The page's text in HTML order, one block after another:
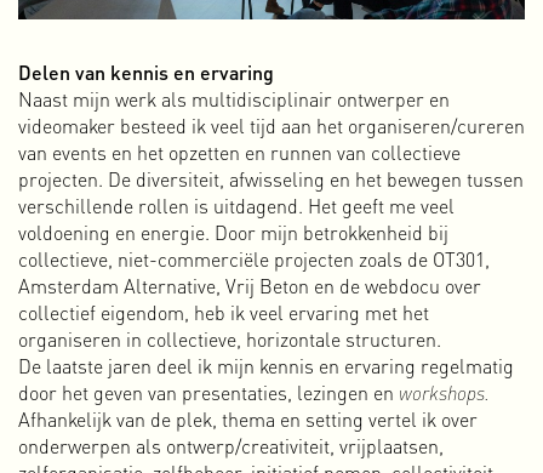
Na een samenwerking van 20 jaar ben ik in 2023 opnieuw
begonnen. Dit keer in mijn eentje en onder mijn eigen
naam. Opnieuw beginnen betekent dat je opnieuw moet
definiëren wie je bent en wat je doet. In mijn geval is dat niet
zo eenvoudig omdat ik veel verschillende dingen leuk vindt
en actief betrokken ben in verschillende functies en
activiteiten. Ik ben grafisch ontwerper, maar ook video-
editor, animator, initiatiefnemer, webdocu maker,interaction
designer,activist, schrijver, muziekprogrammeur,
bestuurslid, curator, uitgever en sinds een tijdje geef ik ook
presentaties en workshops.Dat lijkt veel en misschien
ongeloofwaardig, maar toch is dit wie ik ben en wat ik doe.
Dat multidisciplinaire karakter is in de loop der tijd
ontstaan omdat ik vaak het initiatief neem om projecten op
Delen van kennis en ervaring
Naast mijn werk als multidisciplinair ontwerper en
videomaker besteed ik veel tijd aan het organiseren/cureren
van events en het opzetten en runnen van collectieve
projecten. De diversiteit, afwisseling en het bewegen tussen
verschillende rollen is uitdagend. Het geeft me veel
voldoening en energie. Door mijn betrokkenheid bij
collectieve, niet-commerciële projecten zoals de OT301,
Amsterdam Alternative, Vrij Beton en de webdocu over
collectief eigendom, heb ik veel ervaring met het
organiseren in collectieve, horizontale structuren.
De laatste jaren deel ik mijn kennis en ervaring regelmatig
door het geven van presentaties, lezingen en workshops.
Afhankelijk van de plek, thema en setting vertel ik over
onderwerpen als ontwerp/creativiteit, vrijplaatsen,